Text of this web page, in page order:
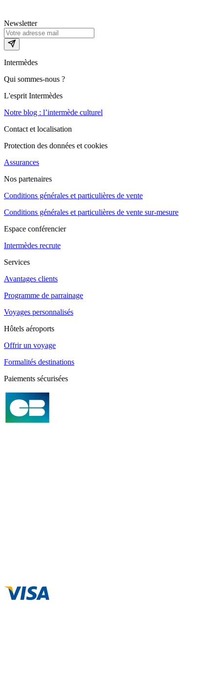
Newsletter
Intermèdes
Qui sommes-nous ?
L'esprit Intermèdes
Notre blog : l’intermède culturel
Contact et localisation
Protection des données et cookies
Assurances
Nos partenaires
Conditions générales et particulières de vente
Conditions générales et particulières de vente sur-mesure
Espace conférencier
Intermèdes recrute
Services
Avantages clients
Programme de parrainage
Voyages personnalisés
Hôtels aéroports
Offrir un voyage
Formalités destinations
Paiements sécurisées